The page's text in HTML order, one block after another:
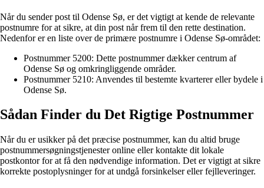
Når du sender post til Odense Sø, er det vigtigt at kende de relevante
postnumre for at sikre, at din post når frem til den rette destination.
Nedenfor er en liste over de primære postnumre i Odense Sø-området:
Postnummer 5200: Dette postnummer dækker centrum af
Odense Sø og omkringliggende områder.
Postnummer 5210: Anvendes til bestemte kvarterer eller bydele i
Odense Sø.
Sådan Finder du Det Rigtige Postnummer
Når du er usikker på det præcise postnummer, kan du altid bruge
postnummersøgningstjenester online eller kontakte dit lokale
postkontor for at få den nødvendige information. Det er vigtigt at sikre
korrekte postoplysninger for at undgå forsinkelser eller fejlleveringer.